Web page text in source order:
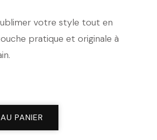
votre style tout en
pratique et originale à
PANIER